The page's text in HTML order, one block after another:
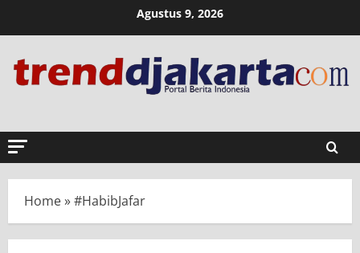
Agustus 9, 2026
Home»#HabibJafar